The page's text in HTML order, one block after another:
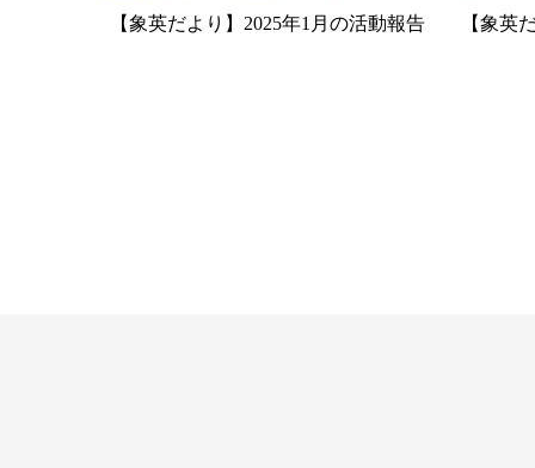
【象英だより】2025年1月の活動報告 【象英